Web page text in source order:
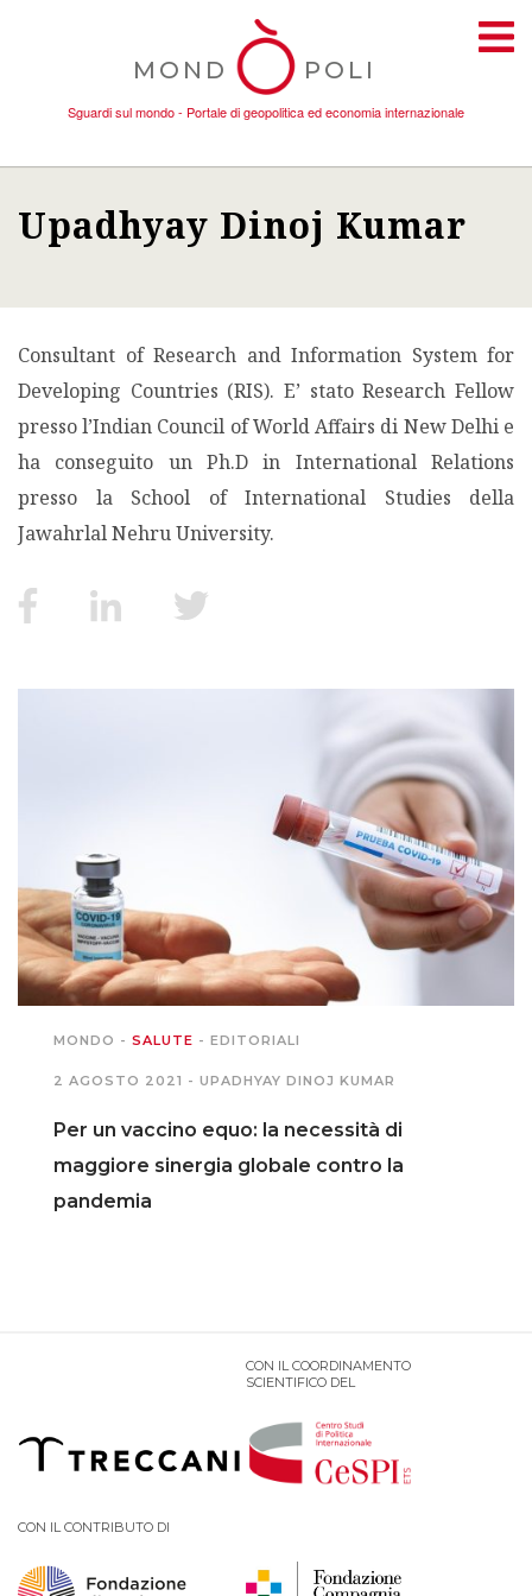
MOND POLI
Sguardi sul mondo - Portale di geopolitica ed economia internazionale
TEMI
CONFLITTI
DONNE
ECONOMIA
PUNTI DI VISTA
SGUARDI E VOCI
MONDO IN CIFRE
PODCAST EVENTI
AUTORI
Upadhyay Dinoj Kumar
Consultant of Research and Information System for
Developing Countries (RIS). E’ stato Research Fellow
presso l’Indian Council of World Affairs di New Delhi e
ha conseguito un Ph.D in International Relations
presso la School of International Studies della
Jawahrlal Nehru University.
MONDO - SALUTE - EDITORIALI
2 AGOSTO 2021 - UPADHYAY DINOJ KUMAR
Per un vaccino equo: la necessità di
maggiore sinergia globale contro la
pandemia
CON IL COORDINAMENTO
SCIENTIFICO DEL
CON IL CONTRIBUTO DI